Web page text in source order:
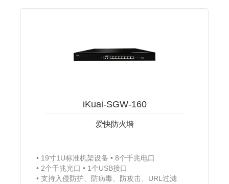
iKuai-SGW-160
爱快防火墙
19寸1U标准机架设备
8个千兆电口
2个千兆光口
1个USB接口
支持入侵防护、防病毒、防攻击、URL过滤